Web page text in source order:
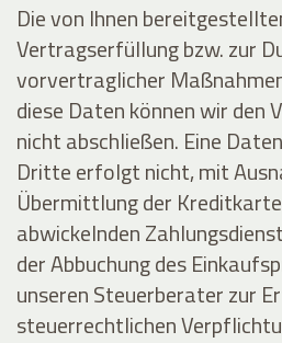
Die von Ihnen
Vertragserfüllung bzw. zur
vorvertraglicher
diese Daten können wir den
nicht abschließen. Eine
Dritte erfolgt nicht, mit
Übermittlung der
abwickelnden
der Abbuchung des
unseren Steuerberater zur
steuerrechtlichen